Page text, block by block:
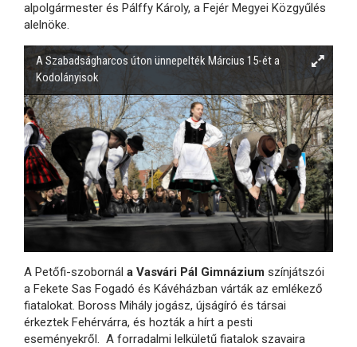
alpolgármester és Pálffy Károly, a Fejér Megyei Közgyűlés
alelnöke.
A Szabadságharcos úton ünnepelték Március 15-ét a
Kodolányisok
A Petőfi-szobornál a Vasvári Pál Gimnázium színjátszói
a Fekete Sas Fogadó és Kávéházban várták az emlékező
fiatalokat. Boross Mihály jogász, újságíró és társai
érkeztek Fehérvárra, és hozták a hírt a pesti
eseményekről. A forradalmi lelkületű fiatalok szavaira